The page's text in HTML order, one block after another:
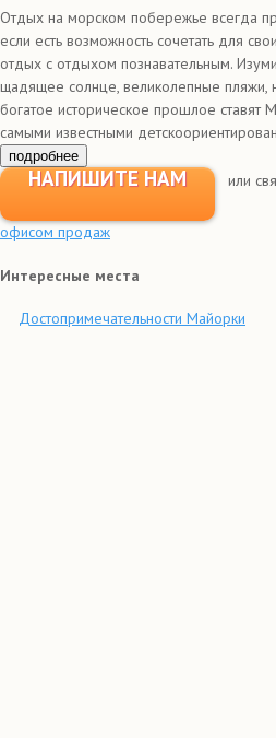
Отдых на морском побережье всегда
если есть возможность сочетать для
отдых с отдыхом познавательным.
щадящее солнце, великолепные пляжи,
богатое историческое прошлое
самыми известными
подробнее
НАПИШИТЕ НАМ или
офисом продаж
Интересные места
Достопримечательности Майорки